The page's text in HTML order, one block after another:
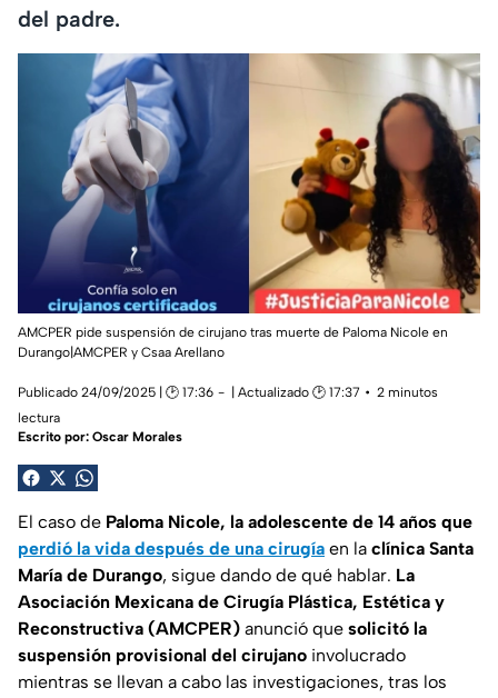
del padre.
AMCPER pide suspensión de cirujano tras muerte de Paloma Nicole en
Durango|AMCPER y Csaa Arellano
Publicado 24/09/2025 | 🕑 17:36 | Actualizado 🕑 17:37
2 minutos
lectura
Escrito por: Oscar Morales
El caso de Paloma Nicole, la adolescente de 14 años que
perdió la vida después de una cirugía en la clínica Santa
María de Durango, sigue dando de qué hablar. La
Asociación Mexicana de Cirugía Plástica, Estética y
Reconstructiva (AMCPER) anunció que solicitó la
suspensión provisional del cirujano involucrado
mientras se llevan a cabo las investigaciones, tras los